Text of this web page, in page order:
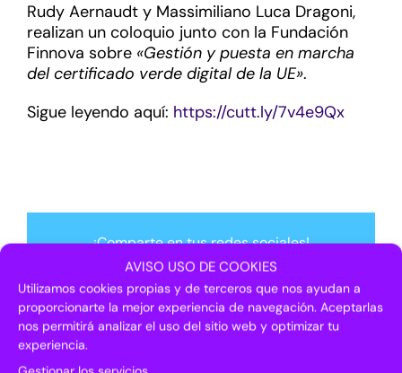
AVISO USO DE COOKIES
Utilizamos cookies propias y de terceros que nos ayudan a
proporcionarte la mejor experiencia de navegación. Aceptarlas
nos permitirá analizar el uso del sitio web y optimizar tu
experiencia.
Rudy Aernaudt y Massimiliano Luca Dragoni,
realizan un coloquio junto con la Fundación
Finnova sobre «Gestión y puesta en marcha
del certificado verde digital de la UE».
Sigue leyendo aquí: https://cutt.ly/7v4e9Qx
¡Comparte en tus redes sociales!
Facebook
X LinkedInPinterestCorreo
electrónico
Artículos relacionados